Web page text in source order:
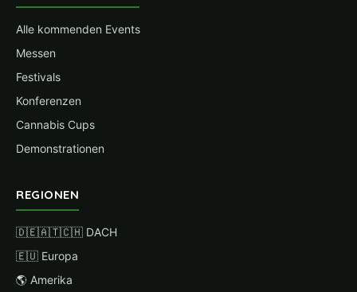
Alle kommenden Events
Messen
Festivals
Konferenzen
Cannabis Cups
Demonstrationen
REGIONEN
🇩🇪🇦🇹🇨🇭 DACH
🇪🇺 Europa
🌎 Amerika